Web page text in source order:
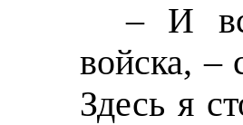
– И
войска, –
Здесь я